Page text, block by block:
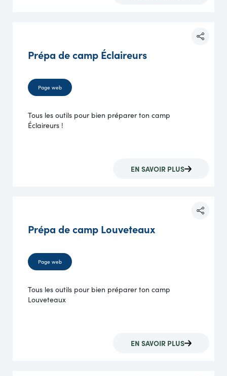
Prépa de camp Éclaireurs
Page web
Tous les outils pour bien préparer ton camp
Éclaireurs !
EN SAVOIR PLUS
Prépa de camp Louveteaux
Page web
Tous les outils pour bien préparer ton camp
Louveteaux
EN SAVOIR PLUS